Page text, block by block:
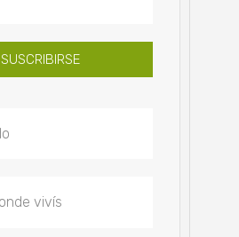
SUSCRIBIRSE